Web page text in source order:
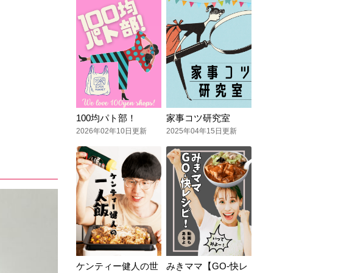
100均パト部！
2026年02年10日更新
家事コツ研究室
2025年04年15日更新
ケンティー健人の世 みきママ【GO-快レ